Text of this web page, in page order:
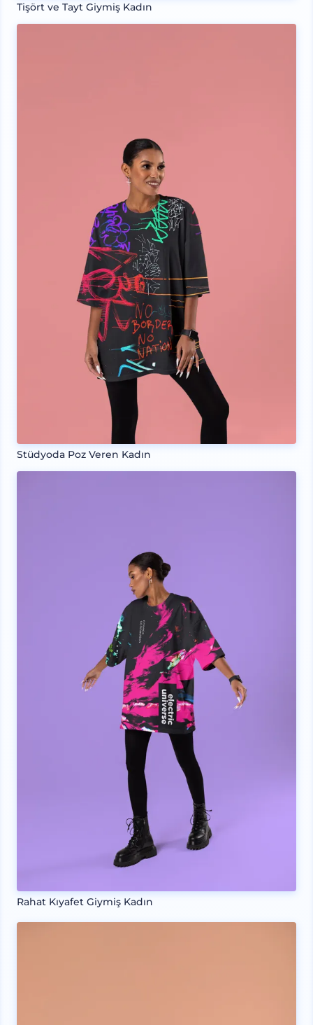
Tişört ve Tayt Giymiş Kadın
Stüdyoda Poz Veren Kadın
Rahat Kıyafet Giymiş Kadın